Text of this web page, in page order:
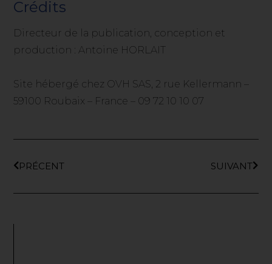
Crédits
Directeur de la publication, conception et
production : Antoine HORLAIT
Site hébergé chez OVH SAS, 2 rue Kellermann –
59100 Roubaix – France – 09 72 10 10 07
PRÉCENT SUIVANT